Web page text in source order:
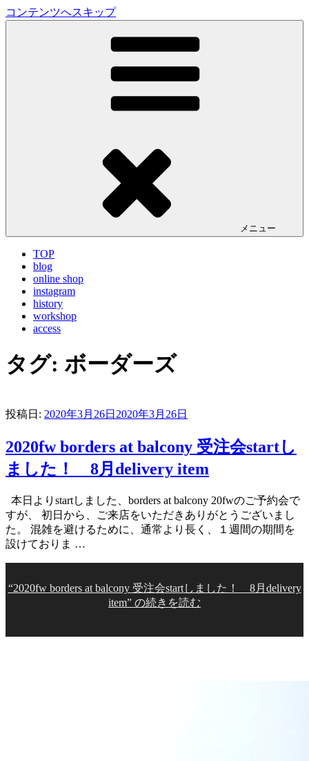
コンテンツへスキップ
LA VILLA ROUGE Blog
メニュー
TOP
blog
online shop
instagram
history
workshop
access
タグ: ボーダーズ
投稿日: 2020年3月26日 2020年3月26日
2020fw borders at balcony 受注会startし
ました！ 8月delivery item
本日よりstartしました、borders at balcony 20fwのご予約会で
すが、 初日から、ご来店をいただきありがとうございまし
た。 混雑を避けるために、通常より長く、１週間の期間を
設けておりま …
“2020fw borders at balcony 受注会startしました！ 8月delivery
item” の続きを読む